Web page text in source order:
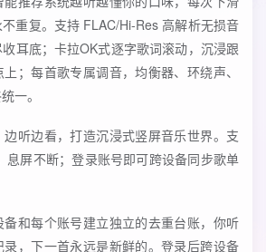
重复。支持 FLAC/Hi-Res 高解析无损音
耳底；卡拉OK式逐字歌词滚动，沉浸跟
；每首歌专属调音，均衡器、环绕声、
一。
听边看，打造沉浸式竖屏音乐世界。支
息屏不断；登录账号即可跨设备同步歌单
和每个账号建立独立的去重台账，你听
，下一首永远是新鲜的。登录后跨设备